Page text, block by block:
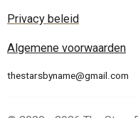
b
o
a
r
m
Privacy beleid
Algemene voorwaarden
thestarsbyname@gmail.com